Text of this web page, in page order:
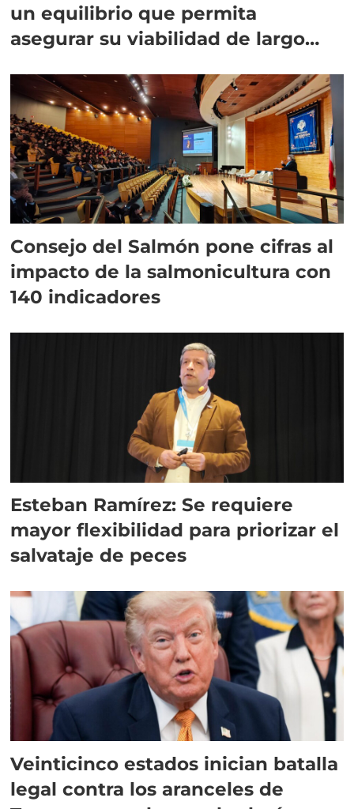
un equilibrio que permita
asegurar su viabilidad de largo
Consejo del Salmón pone cifras al
impacto de la salmonicultura con
140 indicadores
Esteban Ramírez: Se requiere
mayor flexibilidad para priorizar el
salvataje de peces
Veinticinco estados inician batalla
legal contra los aranceles de